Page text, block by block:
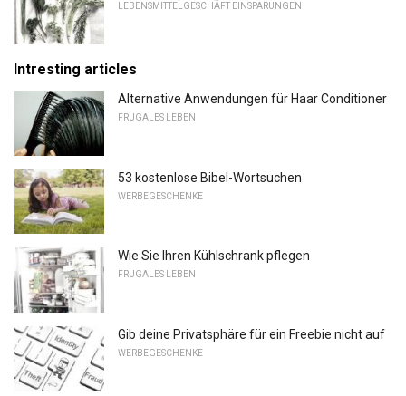
LEBENSMITTELGESCHÄFT EINSPARUNGEN
Intresting articles
Alternative Anwendungen für Haar Conditioner
FRUGALES LEBEN
53 kostenlose Bibel-Wortsuchen
WERBEGESCHENKE
Wie Sie Ihren Kühlschrank pflegen
FRUGALES LEBEN
Gib deine Privatsphäre für ein Freebie nicht auf
WERBEGESCHENKE